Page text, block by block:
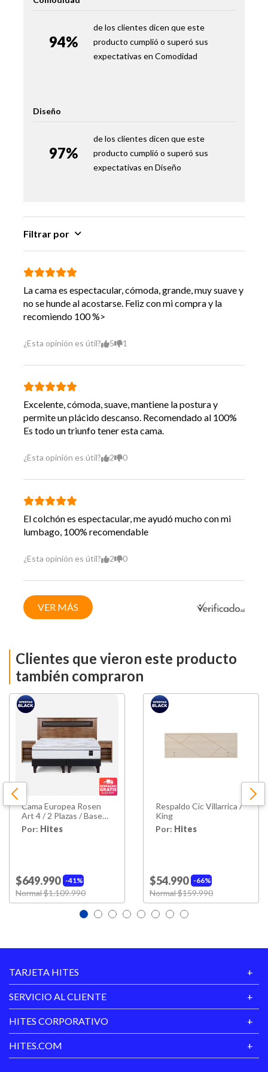
Material Patas
No
Incluye Respaldo Si
Incluye Velador Si
Profundidad
Incluye Almohada
Incluye Sábanas No
Incluye Plumón No
Incluye
Incluye Set De Maderas
Requiere Armado No
8 Años Según Uso Y
Proveedor
Muebles
94%
de los clientes dicen que este
producto cumplió o superó sus
expectativas enComodidad
Diseño
97%
de los clientes dicen que este
producto cumplió o superó sus
expectativas enDiseño
Filtrar por
La cama es espectacular, cómoda, grande, muy suave y
no se hunde al acostarse. Feliz con mi compra y la
recomiendo 100 %>
¿Esta opinión es útil? 5 1
Excelente, cómoda, suave, mantiene la postura y
permite un plácido descanso. Recomendado al 100%
Es todo un triunfo tener esta cama.
¿Esta opinión es útil? 2 0
El colchón es espectacular, me ayudó mucho con mi
lumbago, 100% recomendable
¿Esta opinión es útil? 2 0
VER MÁS
Clientes que vieron este producto
también compraron
Cama Europea Rosen
Art 4 / 2 Plazas / Base
Dividida + Set Maderas
Ferrara
Por: Hites
41%
$649.990
Price reduced from
Normal $1.109.990
Respaldo Cic Villarrica /
King
Por: Hites
66%
$54.990
Price reduced from
Normal $159.990
TARJETA HITES
SERVICIO AL CLIENTE
HITES CORPORATIVO
HITES.COM